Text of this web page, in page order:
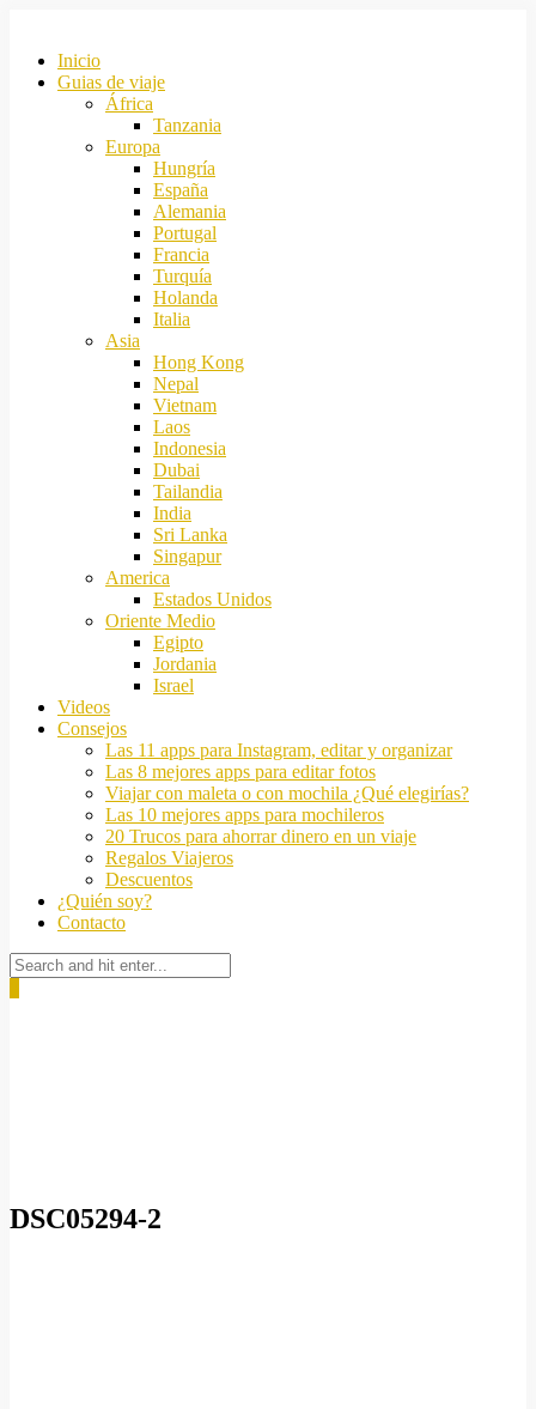
Inicio
Guias de viaje
África
Tanzania
Europa
Hungría
España
Alemania
Portugal
Francia
Turquía
Holanda
Italia
Asia
Hong Kong
Nepal
Vietnam
Laos
Indonesia
Dubai
Tailandia
India
Sri Lanka
Singapur
America
Estados Unidos
Oriente Medio
Egipto
Jordania
Israel
Videos
Consejos
Las 11 apps para Instagram, editar y organizar
Las 8 mejores apps para editar fotos
Viajar con maleta o con mochila ¿Qué elegirías?
Las 10 mejores apps para mochileros
20 Trucos para ahorrar dinero en un viaje
Regalos Viajeros
Descuentos
¿Quién soy?
Contacto
DSC05294-2